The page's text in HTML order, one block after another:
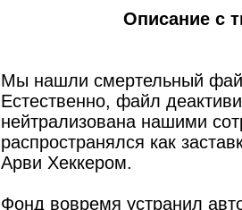
Описание с
Мы нашли смертельный
Естественно, файл
нейтрализована нашими
распространялся как
Арви Хеккером.
Фонд вовремя устранил